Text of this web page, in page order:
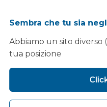
un altro white paper
polo chirurgico'
mobile e
a-surgical-hub/
Sembra che tu sia
Abbiamo un sito diverso
tua posizione